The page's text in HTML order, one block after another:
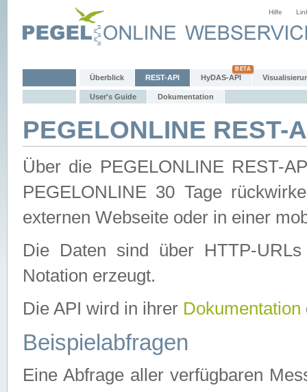
Hilfe
Überblick REST-API HyDAS-API
User's Guide Dokumentation
PEGELONLINE REST-
Über die PEGELONLINE REST-
PEGELONLINE 30 Tage
externen Webseite oder in einer
Die Daten sind über HTTP-
Notation erzeugt.
Die API wird in ihrer Dokumentation
Beispielabfragen
Eine Abfrage aller verfügbaren